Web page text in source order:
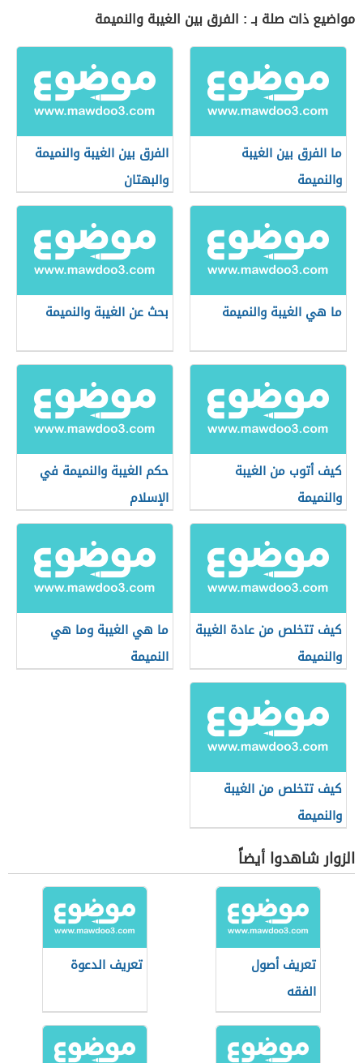
مواضيع ذات صلة بـ : الفرق بين الغيبة والنميمة
ما الفرق بين الغيبة
والنميمة
الفرق بين الغيبة والنميمة
والبهتان
ما هي الغيبة والنميمة بحث عن الغيبة والنميمة
كيف أتوب من الغيبة
والنميمة
حكم الغيبة والنميمة في
الإسلام
كيف تتخلص من عادة الغيبة
والنميمة
ما هي الغيبة وما هي
النميمة
كيف تتخلص من الغيبة
والنميمة
الزوار شاهدوا أيضاً
تعريف أصول
الفقه
تعريف الدعوة